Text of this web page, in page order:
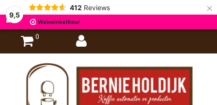
9,5
412 Reviews ×
0